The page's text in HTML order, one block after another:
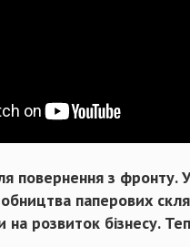
повернення з фронту.
паперових
на розвиток бізнесу.